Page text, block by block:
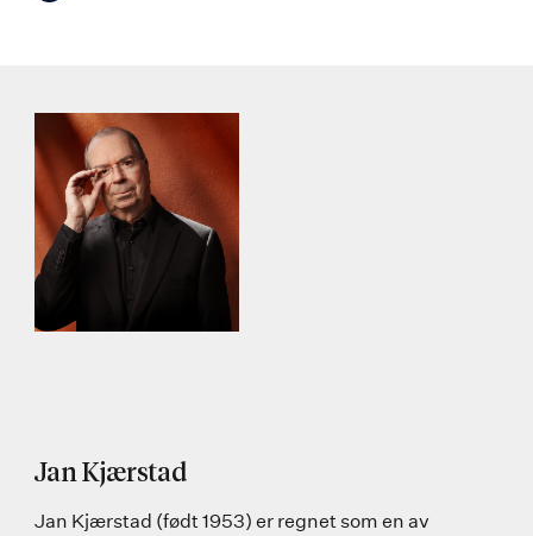
Jan Kjærstad
Jan Kjærstad (født 1953) er regnet som en av